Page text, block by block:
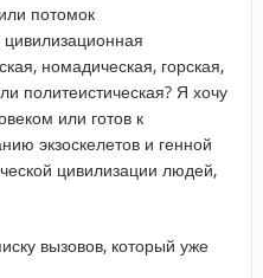
потомок
цивилизационная
номадическая, горская,
политеистическая? Я хочу
или готов к
экзоскелетов и генной
цивилизации людей,
вызовов, который уже